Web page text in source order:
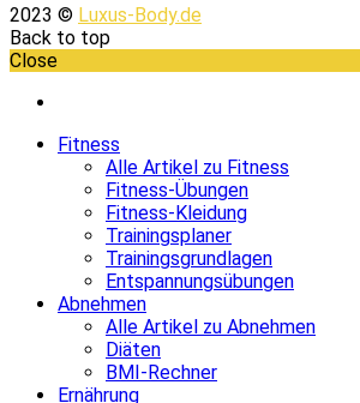
2023 © Luxus-Body.de
Back to top
Close
Fitness
Alle Artikel zu Fitness
Fitness-Übungen
Fitness-Kleidung
Trainingsplaner
Trainingsgrundlagen
Entspannungsübungen
Abnehmen
Alle Artikel zu Abnehmen
Diäten
BMI-Rechner
Ernährung